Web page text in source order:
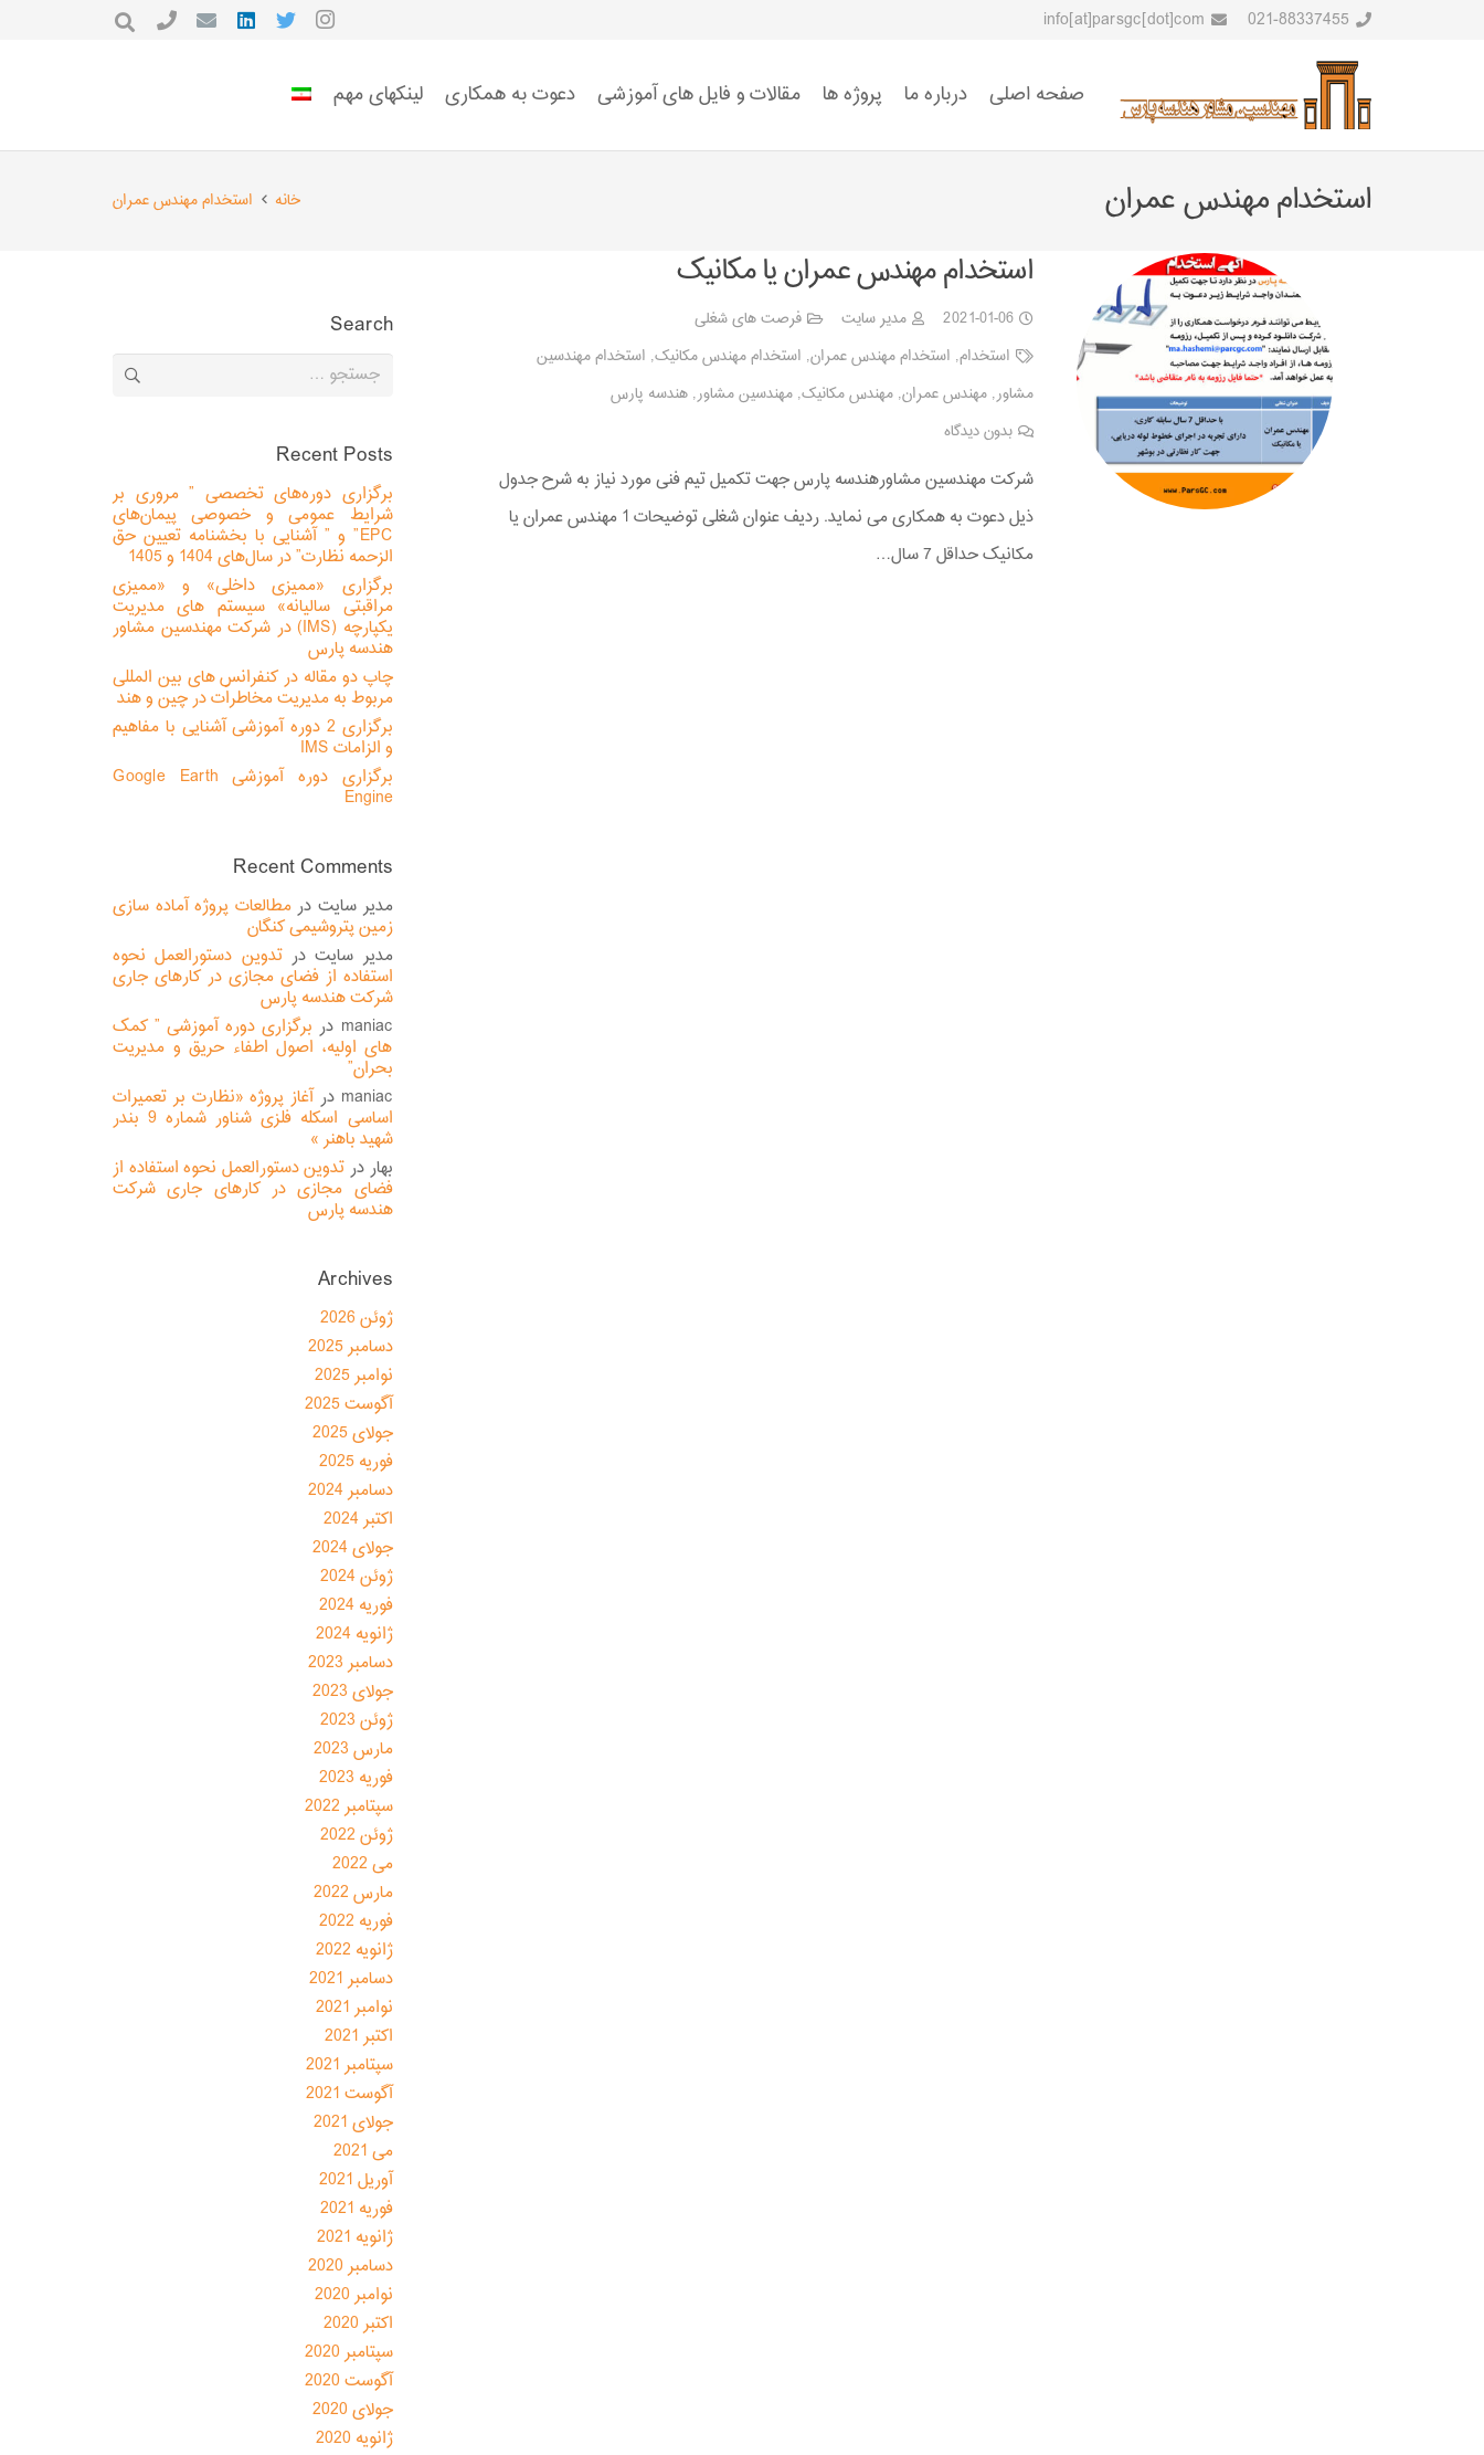
021-88337455
info[at]parsgc[dot]com
صفحه اصلی درباره ما پروژه ها مقالات و فایل های آموزشی دعوت به همکاری لینکهای مهم
استخدام مهندس عمران خانه استخدام مهندس عمران
استخدام مهندس عمران یا مکانیک
2021-01-06 مدیر سایت
فرصت های شغلی
استخدام, استخدام مهندس عمران, استخدام مهندس مکانیک, استخدام مهندسین
مشاور,مهندس عمران,مهندس مکانیک,مهندسین مشاور,هندسه پارس
بدون دیدگاه
شرکت مهندسین مشاورهندسه پارس جهت تکمیل تیم فنی مورد نیاز به شرح جدول
ذیل دعوت به همکاری می نماید. ردیف عنوان شغلی توضیحات 1 مهندس عمران یا
مکانیک حداقل 7 سال…
Search
جستجو
Recent Posts
برگزاری دوره‌های تخصصی ” مروری بر
شرایط عمومی و خصوصی پیمان‌های
EPC” و ” آشنایی با بخشنامه تعیین حق
الزحمه نظارت” در سال‌های 1404 و 1405
برگزاری «ممیزی داخلی» و «ممیزی
مراقبتی سالیانه» سیستم های مدیریت
یکپارچه (IMS) در شرکت مهندسین مشاور
هندسه پارس
چاپ دو مقاله در کنفرانس های بین المللی
مربوط به مدیریت مخاطرات در چین و هند
برگزاری 2 دوره آموزشی آشنایی با مفاهیم
و الزامات IMS
برگزاری دوره آموزشی Google Earth
Engine
Recent Comments
مدیر سایت درمطالعات پروژه آماده سازی
زمین پتروشیمی کنگان
مدیر سایتدرتدوین دستورالعمل نحوه
استفاده از فضای مجازی در کارهای جاری
شرکت هندسه پارس
maniac در برگزاری دوره آموزشی ” کمک
های اولیه، اصول اطفاء حریق و مدیریت
بحران”
maniac درآغاز پروژه «نظارت بر تعمیرات
اساسی اسکله فلزی شناور شماره 9 بندر
شهید باهنر »
بهار در تدوین دستورالعمل نحوه استفاده از
فضای مجازی در کارهای جاری شرکت
هندسه پارس
Archives
ژوئن 2026
دسامبر 2025
نوامبر 2025
آگوست 2025
جولای 2025
فوریه 2025
دسامبر 2024
اکتبر 2024
جولای 2024
ژوئن 2024
فوریه 2024
ژانویه 2024
دسامبر 2023
جولای 2023
ژوئن 2023
مارس 2023
فوریه 2023
سپتامبر 2022
ژوئن 2022
می 2022
مارس 2022
فوریه 2022
ژانویه 2022
دسامبر 2021
نوامبر 2021
اکتبر 2021
سپتامبر 2021
آگوست 2021
جولای 2021
می 2021
آوریل 2021
فوریه 2021
ژانویه 2021
دسامبر 2020
نوامبر 2020
اکتبر 2020
سپتامبر 2020
آگوست 2020
جولای 2020
ژانویه 2020